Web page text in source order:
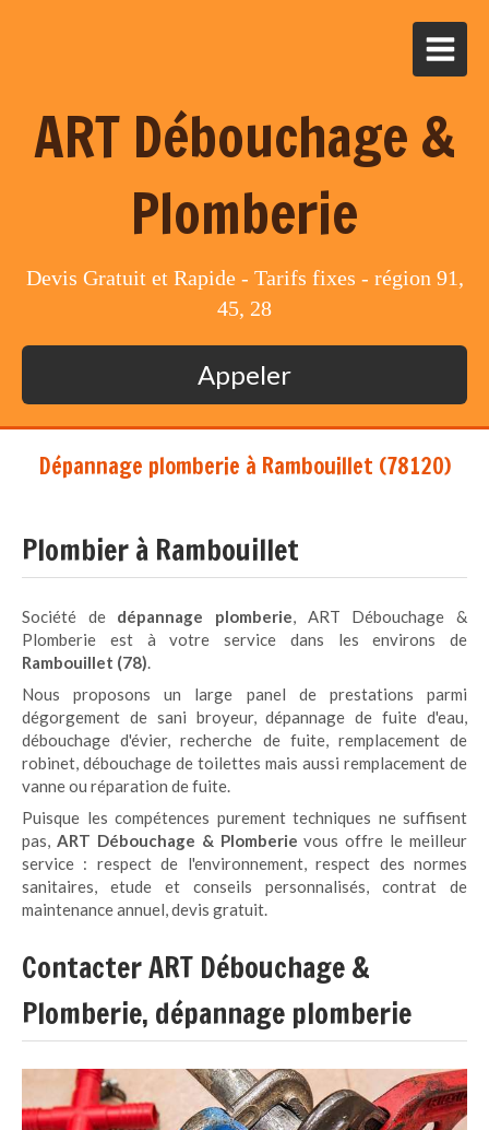
ART Débouchage &
Plomberie
Devis Gratuit et Rapide - Tarifs fixes - région 91,
45, 28
Appeler
Dépannage plomberie à Rambouillet (78120)
Plombier à Rambouillet
Société de dépannage plomberie, ART Débouchage &
Plomberie est à votre service dans les environs de
Rambouillet (78).
Nous proposons un large panel de prestations parmi
dégorgement de sani broyeur, dépannage de fuite d'eau,
débouchage d'évier, recherche de fuite, remplacement de
robinet, débouchage de toilettes mais aussi remplacement de
vanne ou réparation de fuite.
Puisque les compétences purement techniques ne suffisent
pas, ART Débouchage & Plomberie vous offre le meilleur
service : respect de l'environnement, respect des normes
sanitaires, etude et conseils personnalisés, contrat de
maintenance annuel, devis gratuit.
Contacter ART Débouchage &
Plomberie, dépannage plomberie